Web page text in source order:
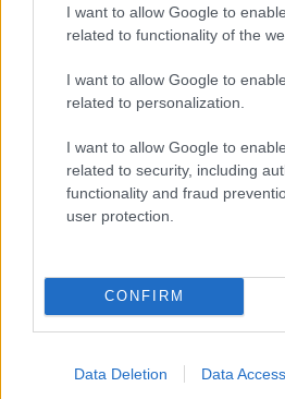
I want to allow Google to
related to functionality of the
I want to allow Google to
related to personalization.
I want to allow Google to
related to security, including
functionality and fraud
user protection.
CONFIRM
Data Deletion Data Access
απέτυχε να ανταποκριθεί
πρόεδρου της Kering να
μεγάλη σχεδιαστική
Τέλος στο δωρεάν
Γκάγκα για ιδιωτικά
χειρουργεία των
Κόκκινα δάνεια και
κυβέρνηση: Στο
Οι Γερμανοί θα